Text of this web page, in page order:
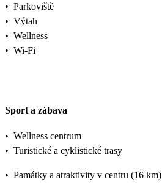
• Parkoviště
• Výtah
• Wellness
• Wi-Fi
Sport a zábava
• Wellness centrum
• Turistické a cyklistické trasy
• Památky a atraktivity v centru (16 km)